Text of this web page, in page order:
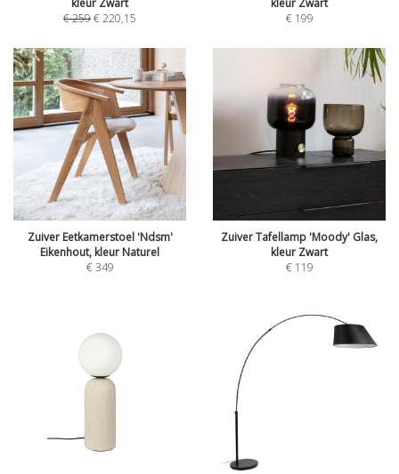
kleur Zwart
€259€220,15
kleur Zwart
€ 199
Zuiver Eetkamerstoel 'Ndsm'
Eikenhout, kleur Naturel
€349
Zuiver Tafellamp 'Moody' Glas,
kleur Zwart
€ 119